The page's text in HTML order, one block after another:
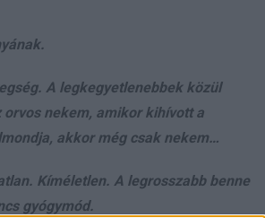
A legkegyetlenebbek közül
orvos nekem, amikor kihívott a
akkor még csak nekem…
Kíméletlen. A legrosszabb benne
gyógymód.